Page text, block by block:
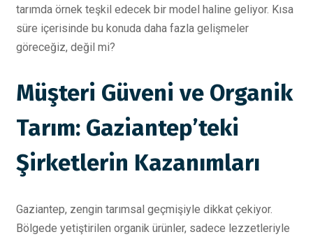
tarımda örnek teşkil edecek bir model haline geliyor. Kısa
süre içerisinde bu konuda daha fazla gelişmeler
göreceğiz, değil mi?
Müşteri Güveni ve Organik
Tarım: Gaziantep’teki
Şirketlerin Kazanımları
Gaziantep, zengin tarımsal geçmişiyle dikkat çekiyor.
Bölgede yetiştirilen organik ürünler, sadece lezzetleriyle